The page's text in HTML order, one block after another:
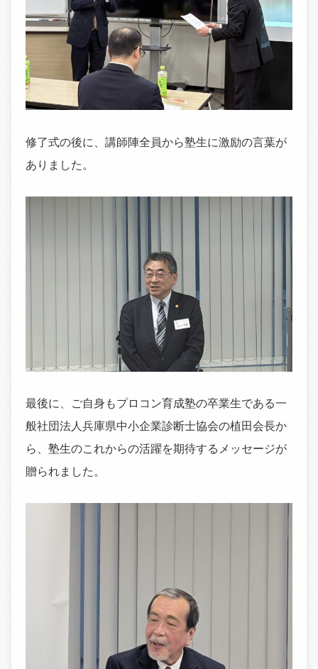
修了式の後に、講師陣全員から塾生に激励の言葉が
ありました。
最後に、ご自身もプロコン育成塾の卒業生である一
般社団法人兵庫県中小企業診断士協会の植田会長か
ら、塾生のこれからの活躍を期待するメッセージが
贈られました。